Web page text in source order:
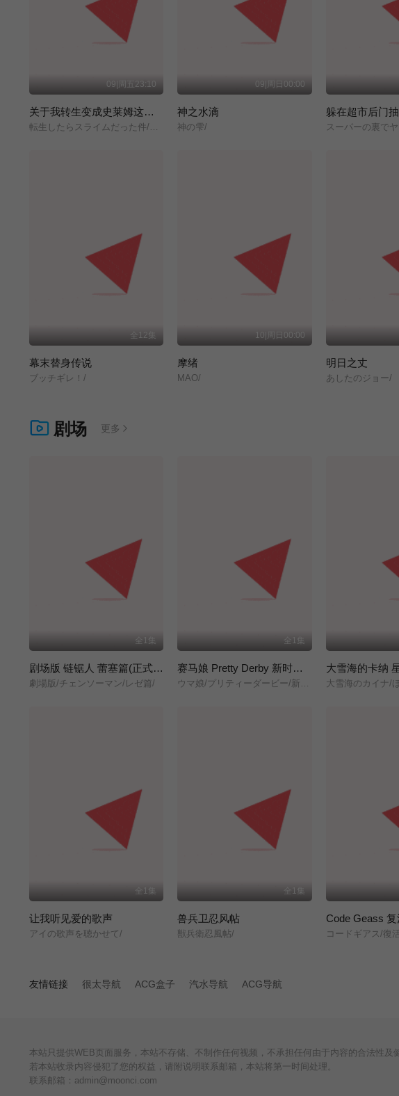
09|周五23:10
关于我转生变成史莱姆这档事 第四季
転生したらスライムだった件/第4期/
09|周日00:00
神之水滴
神の雫/
躲在超市后门
スーパーの裏で
全12集
幕末替身传说
ブッチギレ！/
10|周日00:00
摩绪
MAO/
明日之丈
あしたのジョー/
剧场 更多
全1集
剧场版 链锯人 蕾塞篇(正式版)
劇場版/チェンソーマン/レゼ篇/
全1集
赛马娘 Pretty Derby 新时代之门 大雪海的卡纳
大雪海のカイナ/
全1集
让我听见爱的歌声
アイの歌声を聴かせて/
全1集
兽兵卫忍风帖
獣兵衛忍風帖/
Code Geass
コードギアス/復
友情链接 很太导航 ACG盒子 汽水导航 ACG导航
本站只提供WEB页面服务，本站不存储、不制作任何视频，不承担任何由于内容的合法性及
若本站收录内容侵犯了您的权益，请附说明联系邮箱，本站将第一时间处理。
联系邮箱：admin@moonci.com